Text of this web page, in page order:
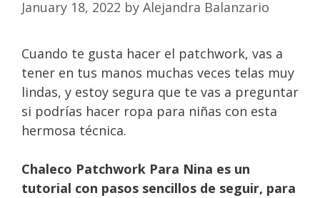
January 18, 2022 by Alejandra Balanzario
Cuando te gusta hacer el patchwork, vas a
tener en tus manos muchas veces telas muy
lindas, y estoy segura que te vas a preguntar
si podrías hacer ropa para niñas con esta
hermosa técnica.
Chaleco Patchwork Para Nina es un
tutorial con pasos sencillos de seguir, para